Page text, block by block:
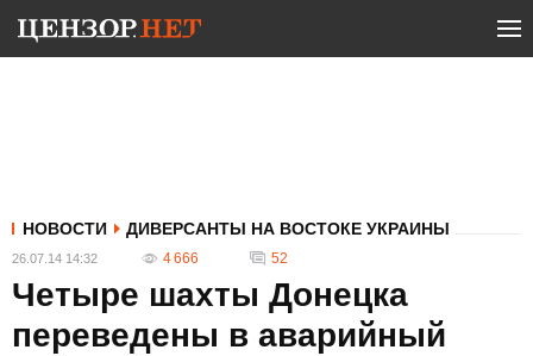
НОВОСТИ ДИВЕРСАНТЫ НА ВОСТОКЕ УКРАИНЫ
26.07.14 14:32 4 666 52
Четыре шахты Донецка
переведены в аварийный